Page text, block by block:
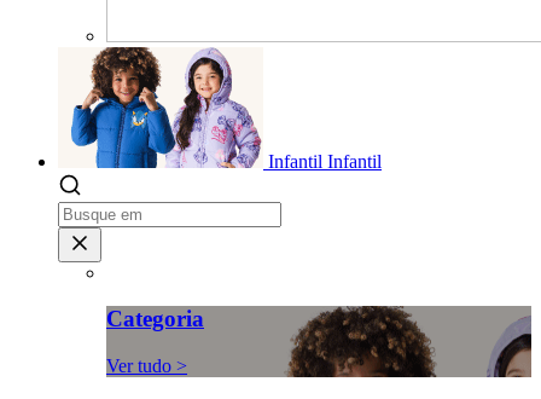
Infantil Infantil
Categoria
Ver tudo >